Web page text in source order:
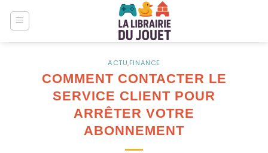
ACTU,FINANCE
COMMENT CONTACTER LE
SERVICE CLIENT POUR
ARRÊTER VOTRE
ABONNEMENT